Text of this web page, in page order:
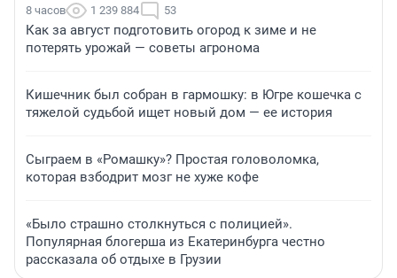
8 часов 1 239 884 53
Как за август подготовить огород к зиме и не
потерять урожай — советы агронома
Кишечник был собран в гармошку: в Югре кошечка с
тяжелой судьбой ищет новый дом — ее история
Сыграем в «Ромашку»? Простая головоломка,
которая взбодрит мозг не хуже кофе
«Было страшно столкнуться с полицией».
Популярная блогерша из Екатеринбурга честно
рассказала об отдыхе в Грузии